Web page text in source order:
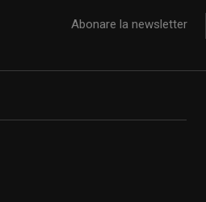
Abonare la newsletter